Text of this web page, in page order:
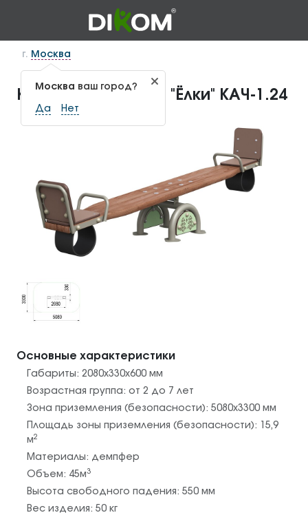
г. Москва
Москва ваш город?
Да Нет
Качалка-балансир "Ёлки" КАЧ-1.24
Основные характеристики
Габариты: 2080х330х600 мм
Возрастная группа: от 2 до 7 лет
Зона приземления (безопасности): 5080х3300 мм
Площадь зоны приземления (безопасности):
15,9
м2
Материалы: демпфер
Объем: 45м3
Высота свободного падения: 550мм
Вес изделия: 50 кг